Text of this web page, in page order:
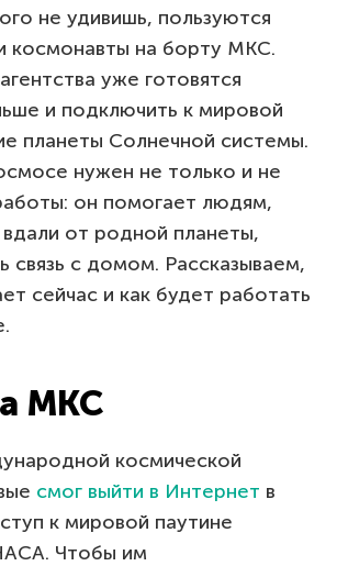
не удивишь, пользуются
космонавты на борту МКС.
уже готовятся
и подключить к мировой
планеты Солнечной системы.
нужен не только и не
он помогает людям,
от родной планеты,
связь с домом. Рассказываем,
сейчас и как будет работать
МКС
космической
смог выйти в Интернет в
к мировой паутине
Чтобы им